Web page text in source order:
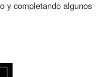
y completando algunos